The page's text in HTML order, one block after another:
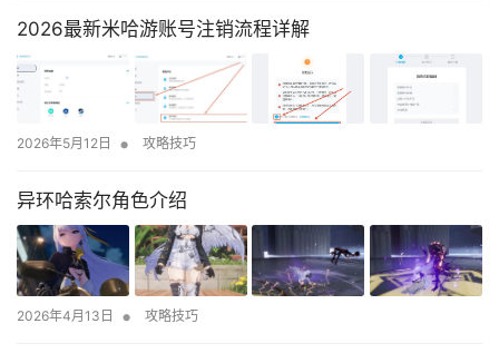
2026最新米哈游账号注销流程详解
2026年5月12日 • 攻略技巧
异环哈索尔角色介绍
2026年4月13日 • 攻略技巧